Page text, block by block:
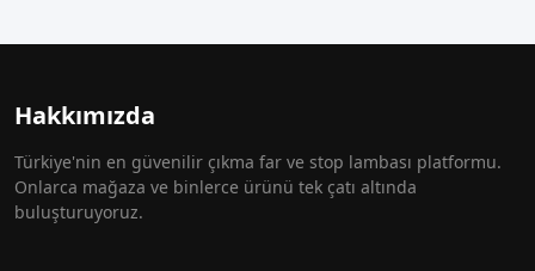
Hakkımızda
Türkiye'nin en güvenilir çıkma far ve stop lambası platformu.
Onlarca mağaza ve binlerce ürünü tek çatı altında
buluşturuyoruz.